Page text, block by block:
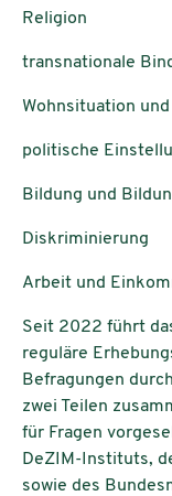
Religion
transnationale
Wohnsituation
politische
Bildung und
Diskriminierung
Arbeit und
Seit 2022 führt
reguläre
Befragungen
zwei Teilen
für Fragen
DeZIM-Instituts,
sowie des